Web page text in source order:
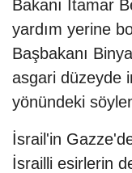
Bakanı Itamar
yardım yerine
Başbakanı
asgari düzeyde
yönündeki
İsrail'in
İsrailli esirlerin